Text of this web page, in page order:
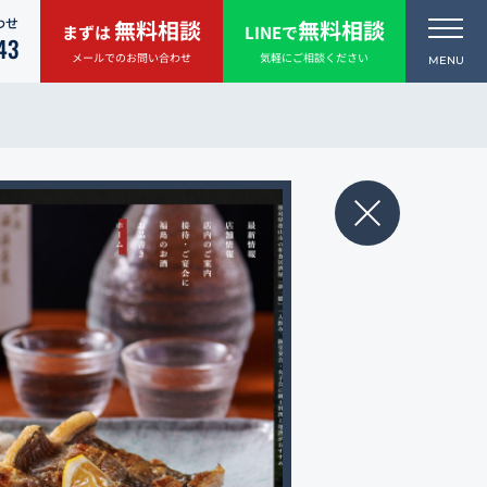
せ まずは無料相談
メールでのお問い合わせ
LINEで無料相談
気軽にご相談ください